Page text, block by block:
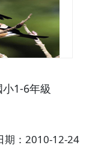
小1-6年級
期：2010-12-24